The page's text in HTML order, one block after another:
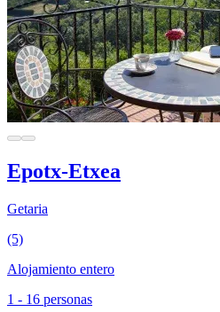
Epotx-Etxea
Getaria
(5)
Alojamiento entero
1 - 16 personas